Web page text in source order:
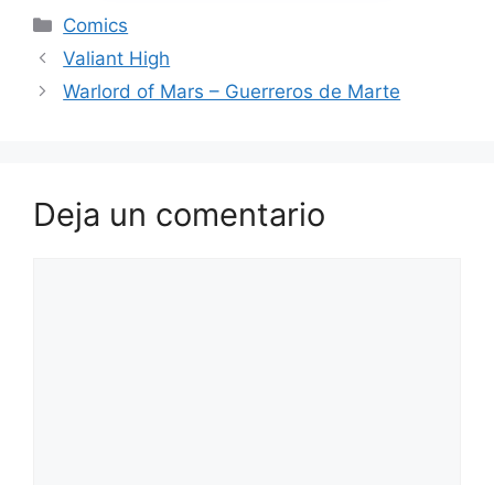
Categorías
Comics
Valiant High
Warlord of Mars – Guerreros de Marte
Deja un comentario